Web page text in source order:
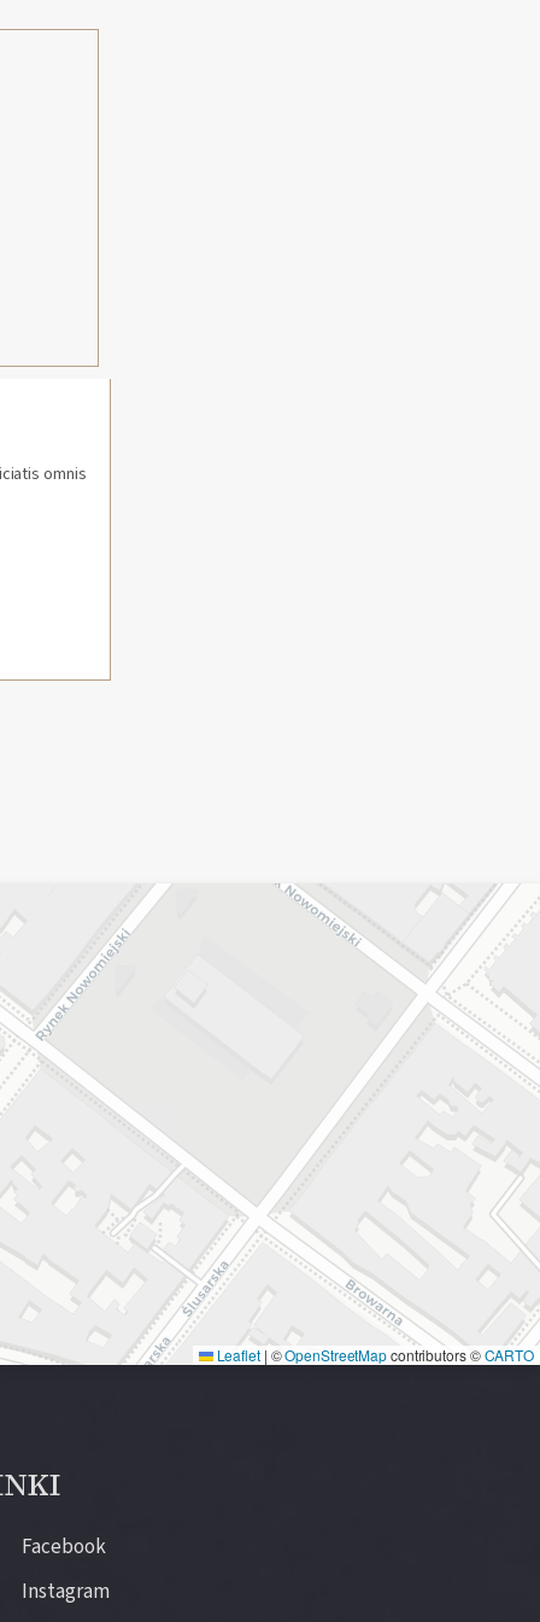
omnis
Leaflet | ©OpenStreetMapcontributors ©CARTO
Facebook
Instagram